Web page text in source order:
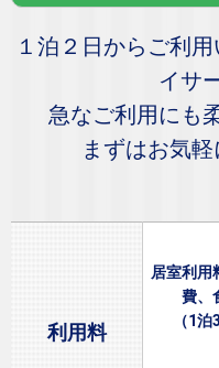
１泊２日からご利
イサ
急なご利用にも
まずはお気軽
利用料
居室利用
費、
（1泊